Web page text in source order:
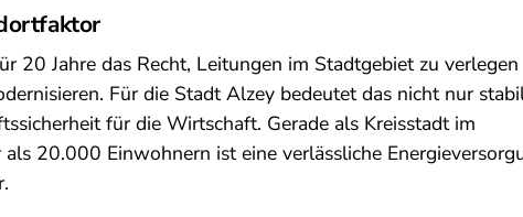
20 Jahre das Recht, Leitungen im Stadtgebiet zu verlegen
Für die Stadt Alzey bedeutet das nicht nur
für die Wirtschaft. Gerade als Kreisstadt im
20.000 Einwohnern ist eine verlässliche